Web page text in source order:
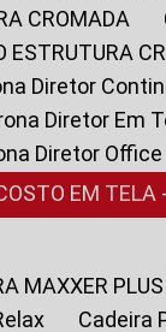
CROMADA
ESTRUTURA
Diretor
Diretor Em
Diretor
EM TELA
MAXXER